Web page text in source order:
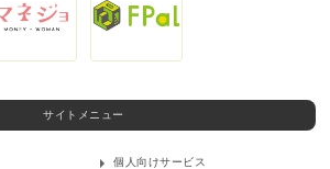
サイトメニュー
個人向けサービス